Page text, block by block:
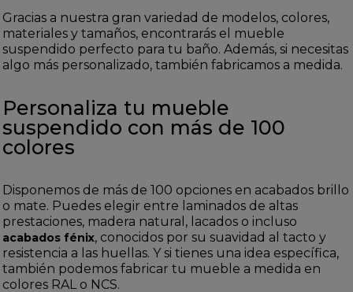
Gracias a nuestra gran variedad de modelos, colores,
materiales y tamaños, encontrarás el mueble
suspendido perfecto para tu baño. Además, si necesitas
algo más personalizado, también fabricamos a medida.
Personaliza tu mueble
suspendido con más de 100
colores
Disponemos de más de 100 opciones en acabados brillo
o mate. Puedes elegir entre laminados de altas
prestaciones, madera natural, lacados o incluso
acabados fénix, conocidos por su suavidad al tacto y
resistencia a las huellas. Y si tienes una idea específica,
también podemos fabricar tu mueble a medida en
colores RAL o NCS.